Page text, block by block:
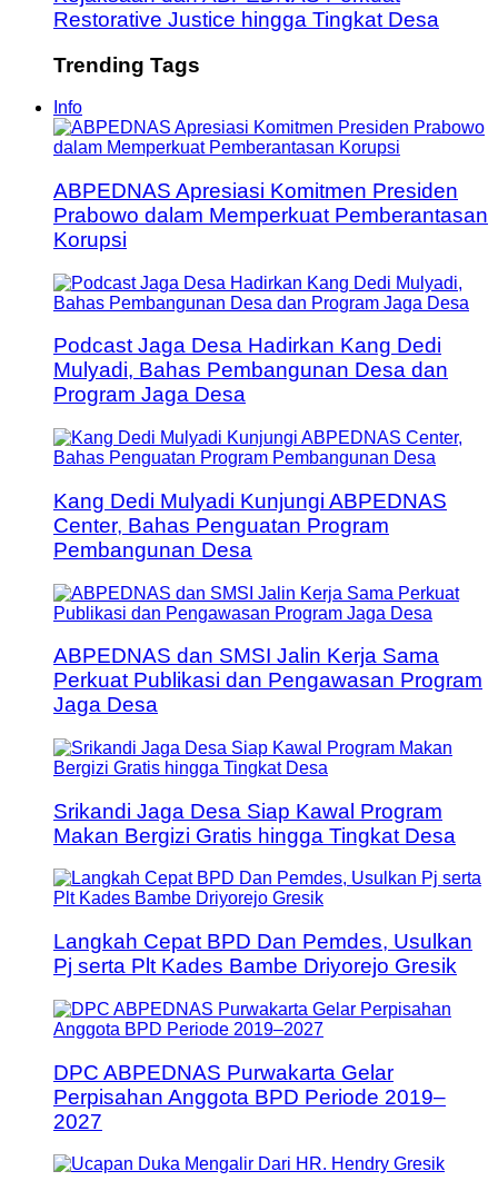
Restorative Justice hingga Tingkat Desa
Trending Tags
Info
ABPEDNAS Apresiasi Komitmen Presiden
Prabowo dalam Memperkuat Pemberantasan
Korupsi
Podcast Jaga Desa Hadirkan Kang Dedi
Mulyadi, Bahas Pembangunan Desa dan
Program Jaga Desa
Kang Dedi Mulyadi Kunjungi ABPEDNAS
Center, Bahas Penguatan Program
Pembangunan Desa
ABPEDNAS dan SMSI Jalin Kerja Sama
Perkuat Publikasi dan Pengawasan Program
Jaga Desa
Srikandi Jaga Desa Siap Kawal Program
Makan Bergizi Gratis hingga Tingkat Desa
Langkah Cepat BPD Dan Pemdes, Usulkan
Pj serta Plt Kades Bambe Driyorejo Gresik
DPC ABPEDNAS Purwakarta Gelar
Perpisahan Anggota BPD Periode 2019–
2027